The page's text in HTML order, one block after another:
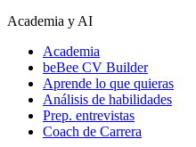
Academia y AI
Academia
beBee CV Builder
Aprende lo que quieras
Análisis de habilidades
Prep. entrevistas
Coach de Carrera